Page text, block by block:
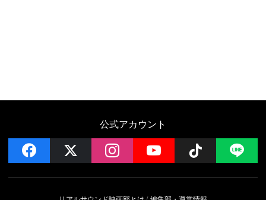
公式アカウント
facebook instagramYouTube Follow